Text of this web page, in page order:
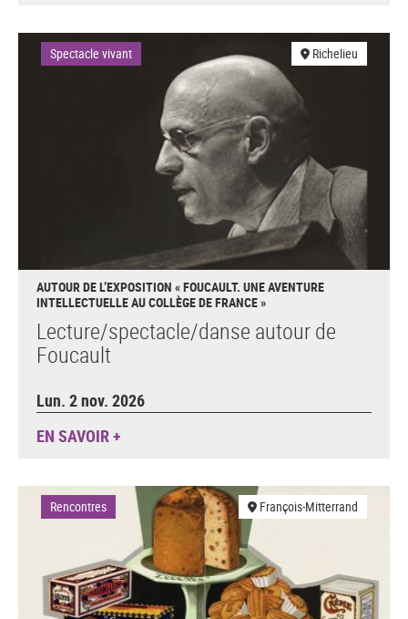
Spectacle vivant Richelieu
AUTOUR DE L’EXPOSITION « FOUCAULT. UNE AVENTURE
INTELLECTUELLE AU COLLÈGE DE FRANCE »
Lecture/spectacle/danse autour de
Foucault
Lun. 2 nov. 2026
EN SAVOIR +
Rencontres François-Mitterrand